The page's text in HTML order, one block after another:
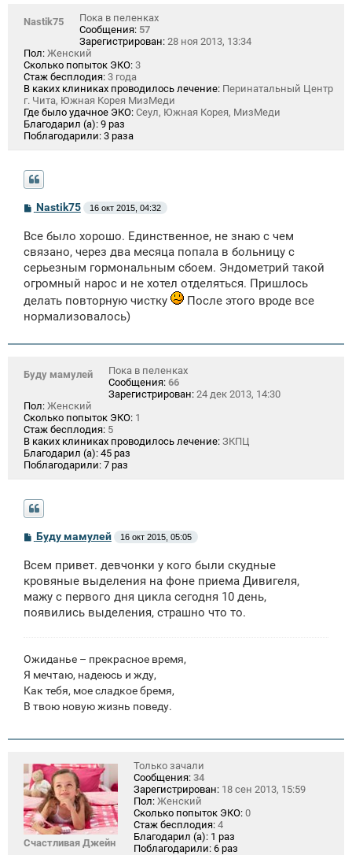
Nastik75
Пока в пеленках
Сообщения: 57
Зарегистрирован: 28 ноя 2013, 13:34
Пол: Женский
Сколько попыток ЭКО: 3
Стаж бесплодия: 3 года
В каких клиниках проводилось лечение: Перинатальный Центр
г. Чита, Южная Корея МизМеди
Где было удачное ЭКО: Сеул, Южная Корея, МизМеди
Благодарил (а): 9 раз
Поблагодарили: 3 раза
С
б
щ
н
и
Nastik75 16 окт 2015, 04:32
Все было хорошо. Единственное, не знаю с чем
связано, через два месяца попала в больницу с
серьезным гормональным сбоем. Эндометрий такой
огромный нарос и не хотел отделяться. Пришлось
делать повторную чистку
После этого вроде все
нормализовалось)
Буду мамулей
Пока в пеленках
Сообщения: 66
Зарегистрирован: 24 дек 2013, 14:30
Пол: Женский
Сколько попыток ЭКО: 1
Стаж бесплодия: 5
В каких клиниках проводилось лечение: ЗКПЦ
Благодарил (а): 45 раз
Поблагодарили: 7 раз
С
б
щ
н
и
Буду мамулей 16 окт 2015, 05:05
Всем привет. девчонки у кого были скудные
кровяные выделения на фоне приема Дивигеля,
мажу с первого дня цикла сегодня 10 день,
появились выделения, страшно что то.
Ожиданье – прекрасное время,
Я мечтаю, надеюсь и жду,
Как тебя, мое сладкое бремя,
В твою новую жизнь поведу.
Счастливая Джейн
Только зачали
Сообщения: 34
Зарегистрирован: 18 сен 2013, 15:59
Пол: Женский
Сколько попыток ЭКО: 0
Стаж бесплодия: 4
Благодарил (а): 1 раз
Поблагодарили: 6 раз